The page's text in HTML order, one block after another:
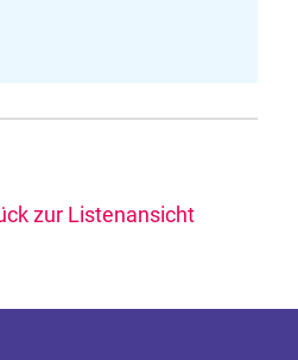
zur Listenansicht